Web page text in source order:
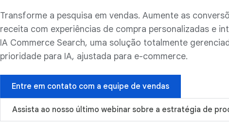
Transforme a pesquisa em vendas. Aumente as
receita com experiências de compra personalizadas e
IA Commerce Search, uma solução totalmente
prioridade para IA, ajustada para e-commerce.
Entre em contato com a equipe de vendas
Assista ao nosso último webinar sobre a estratégia de